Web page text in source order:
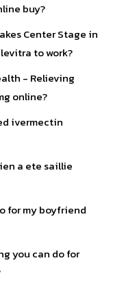
buy?
Center Stage in
to work?
- Relieving
online?
ivermectin
a ete saillie
for my boyfriend
you can do for